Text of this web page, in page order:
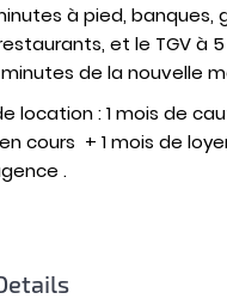
à pied, banques,
et le TGV à
de la nouvelle
location : 1 mois de
cours + 1 mois de
.